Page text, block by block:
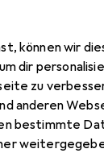
können wir
dir
zu
anderen
bestimmte
Marke